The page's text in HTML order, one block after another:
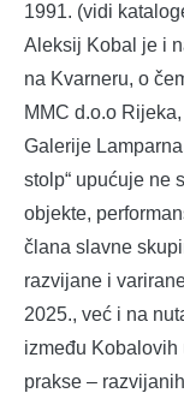
1991. (vidi
Aleksij Kobal je i
na Kvarneru, o
MMC d.o.o
Galerije
stolp“ upućuje ne
objekte,
člana slavne
razvijane i
2025., već i na
između
prakse –